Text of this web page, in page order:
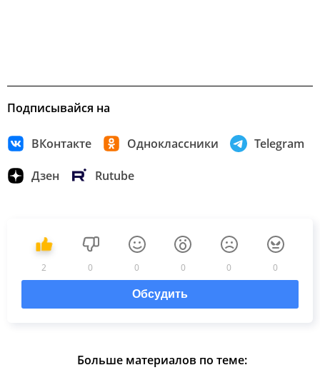
Подписывайся на
ВКонтакте Одноклассники Telegram
Дзен Rutube
2 0 0 0 0 0
Обсудить
Больше материалов по теме: